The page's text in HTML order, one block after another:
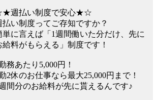
週払い制度で安心★☆
払い制度ってご存知ですか？
単に言えば「1週間働いた分だけ、先に
給料がもらえる」制度です！
務あたり5,000円！
2休のお仕事なら最大25,000円まで！
間分のお給料が先に貰えるんです♪